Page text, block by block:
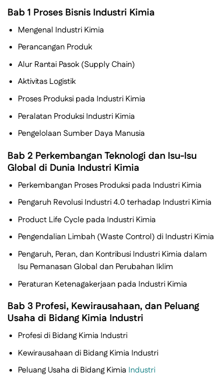
Bab 1 Proses Bisnis Industri Kimia
Mengenal Industri Kimia
Perancangan Produk
Alur Rantai Pasok (Supply Chain)
Aktivitas Logistik
Proses Produksi pada Industri Kimia
Peralatan Produksi Industri Kimia
Pengelolaan Sumber Daya Manusia
Bab 2 Perkembangan Teknologi dan Isu-Isu
Global di Dunia Industri Kimia
Perkembangan Proses Produksi pada Industri Kimia
Pengaruh Revolusi Industri 4.0 terhadap Industri Kimia
Product Life Cycle pada Industri Kimia
Pengendalian Limbah (Waste Control) di Industri Kimia
Pengaruh, Peran, dan Kontribusi Industri Kimia dalam
Isu Pemanasan Global dan Perubahan Iklim
Peraturan Ketenagakerjaan pada Industri Kimia
Bab 3 Profesi, Kewirausahaan, dan Peluang
Usaha di Bidang Kimia Industri
Profesi di Bidang Kimia Industri
Kewirausahaan di Bidang Kimia Industri
Peluang Usaha di Bidang Kimia Industri